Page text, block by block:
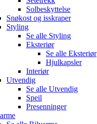
Solbeskyttelse
Snøkost og isskraper
Styling
Se alle Styling
Eksteriør
Se alle Eksteriør
Hjulkapsler
Interiør
Utvendig
Se alle Utvendig
Speil
Presenninger